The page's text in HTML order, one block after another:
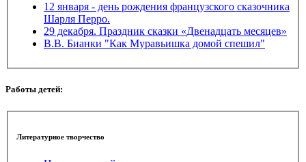
12 января - день рождения французского сказочника
Шарля Перро.
29 декабря. Праздник сказки «Двенадцать месяцев»
В.В. Бианки "Как Муравьишка домой спешил"
Работы детей:
Литературное творчество